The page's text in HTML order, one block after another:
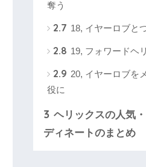
奪う
2.7 18, イヤーロブと
2.8 19, フォワードヘ
2.9 20, イヤーロブを
役に
3 ヘリックスの人気
ディネートのまとめ